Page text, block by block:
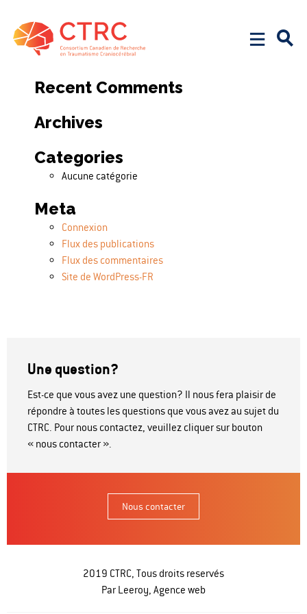
Search
Rechercher :
Recent Comments
Archives
Categories
Aucune catégorie
Meta
Connexion
Flux des publications
Flux des commentaires
Site de WordPress-FR
Une question?
Est-ce que vous avez une question? Il nous fera plaisir de
répondre à toutes les questions que vous avez au sujet du
CTRC. Pour nous contactez, veuillez cliquer sur bouton
« nous contacter ».
Nous contacter
2019 CTRC, Tous droits reservés
Par Leeroy, Agence web